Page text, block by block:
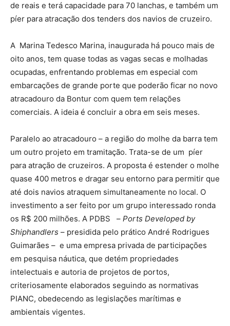
de reais e terá capacidade para 70 lanchas, e também um
píer para atracação dos tenders dos navios de cruzeiro.
A Marina Tedesco Marina, inaugurada há pouco mais de
oito anos, tem quase todas as vagas secas e molhadas
ocupadas, enfrentando problemas em especial com
embarcações de grande porte que poderão ficar no novo
atracadouro da Bontur com quem tem relações
comerciais. A ideia é concluir a obra em seis meses.
Paralelo ao atracadouro – a região do molhe da barra tem
um outro projeto em tramitação. Trata-se de um píer
para atração de cruzeiros. A proposta é estender o molhe
quase 400 metros e dragar seu entorno para permitir que
até dois navios atraquem simultaneamente no local. O
investimento a ser feito por um grupo interessado ronda
os R$ 200 milhões. A PDBS – Ports Developed by
Shiphandlers – presidida pelo prático André Rodrigues
Guimarães – e uma empresa privada de participações
em pesquisa náutica, que detém propriedades
intelectuais e autoria de projetos de portos,
criteriosamente elaborados seguindo as normativas
PIANC, obedecendo as legislações marítimas e
ambientais vigentes.